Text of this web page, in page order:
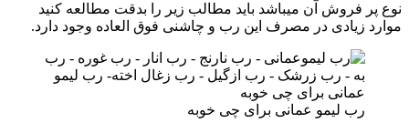
نوع پر فروش آن میباشد باید مطالب زیر را بدقت مطالعه کنید
موارد زیادی در مصرف این رب و چاشنی فوق العاده وجود دارد.
رب لیمو عمانی برای چی خوبه